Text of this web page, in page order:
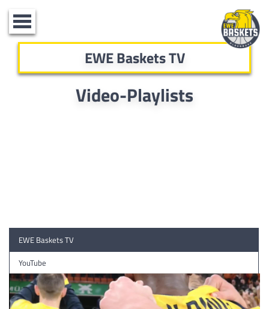
Toggle
navigation
EWE Baskets TV
Video-Playlists
EWE Baskets TV
YouTube